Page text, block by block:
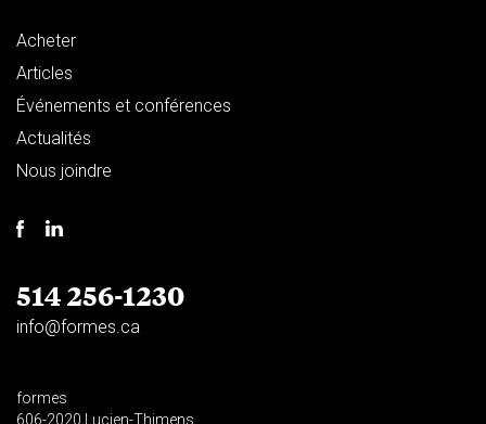
Acheter
Articles
Événements et conférences
Actualités
Nous joindre
514 256-1230
info@formes.ca
formes
606-2020 Lucien-Thimens